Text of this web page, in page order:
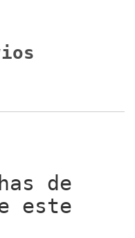
de
este